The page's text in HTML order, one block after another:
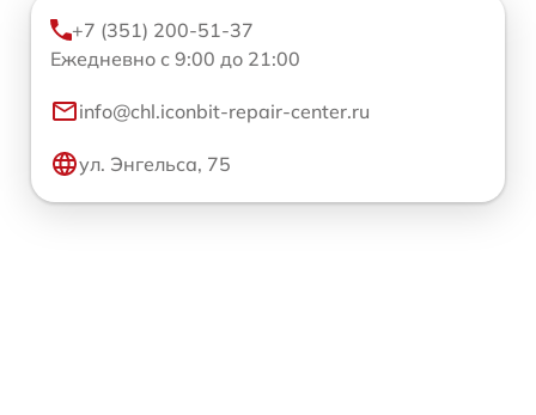
+7 (351) 200-51-37
Ежедневно с 9:00 до 21:00
info@chl.iconbit-repair-center.ru
ул. Энгельса, 75